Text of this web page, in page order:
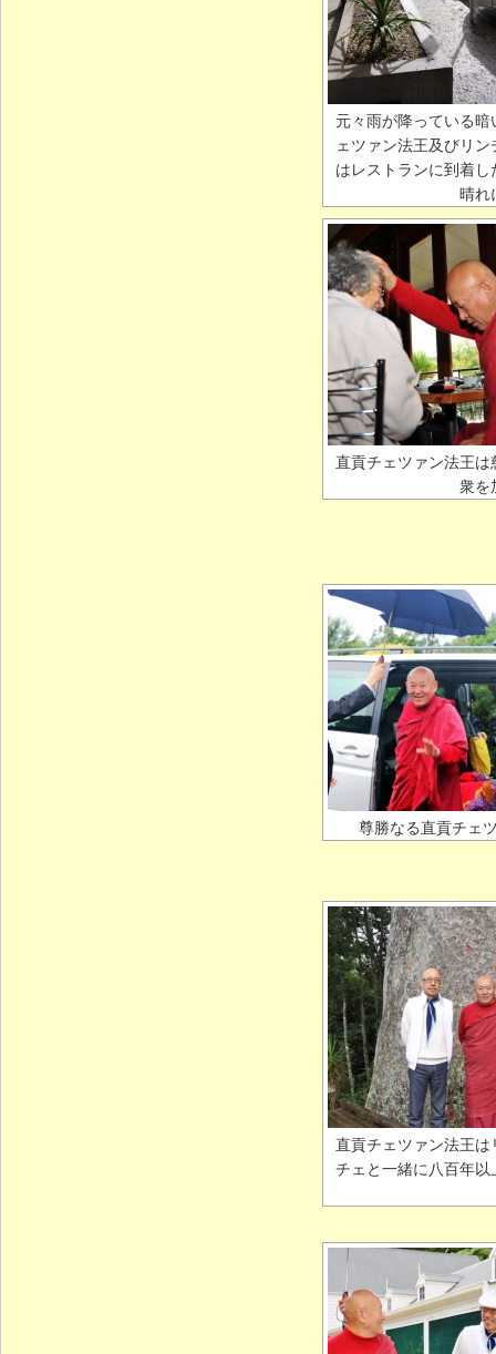
元々雨が降っている
ェツァン法王及びリ
はレストランに到着
晴れ
直貢チェツァン法王
衆を
尊勝なる直貢チェ
直貢チェツァン法王
チェと一緒に八百年